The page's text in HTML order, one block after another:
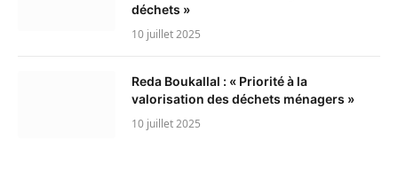
déchets »
10 juillet 2025
Reda Boukallal : « Priorité à la
valorisation des déchets ménagers »
10 juillet 2025